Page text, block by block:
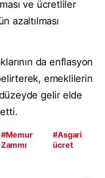
ve ücretliler
azaltılması
da enflasyon
emeklilerin
gelir elde
#Memur
Zammı
#Asgari
ücret